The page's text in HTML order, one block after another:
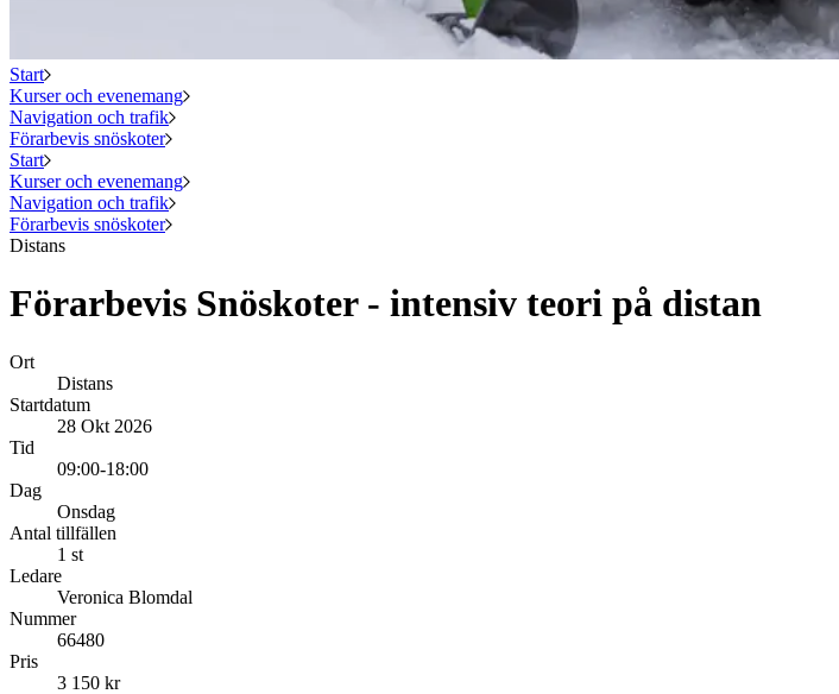
Start
Kurser och evenemang
Navigation och trafik
Förarbevis snöskoter
Start
Kurser och evenemang
Navigation och trafik
Förarbevis snöskoter
Distans
Förarbevis Snöskoter - intensiv teori på distan
Ort
Distans
Startdatum
28 Okt 2026
Tid
09:00-18:00
Dag
Onsdag
Antal tillfällen
1 st
Ledare
Veronica Blomdal
Nummer
66480
Pris
3 150 kr